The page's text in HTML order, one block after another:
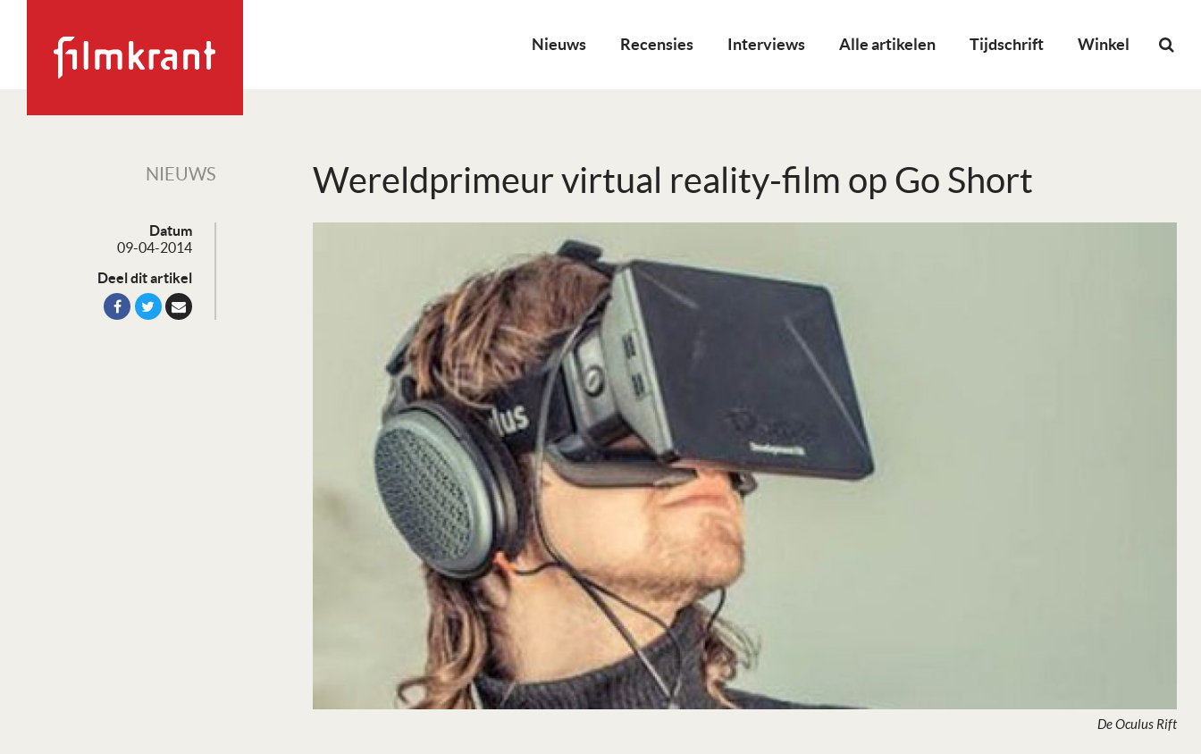
Nieuws Recensies Interviews Alle artikelen Tijdschrift Winkel
NIEUWS Wereldprimeur virtual reality-film op Go Short
Datum
09-04-2014
Deel dit artikel
De Oculus Rift